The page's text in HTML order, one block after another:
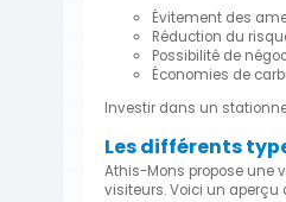
Évitement des
Réduction du
Possibilité de
Économies de
Investir dans un
Les différents
Athis-Mons propose une
visiteurs. Voici un aperçu